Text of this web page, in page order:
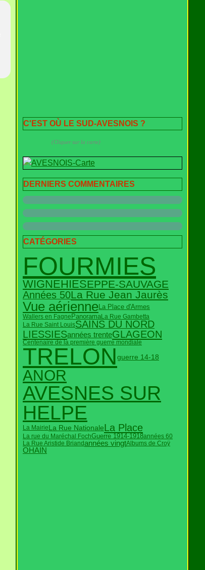
C'EST OÙ LE SUD-AVESNOIS ?
(Cliquer sur la carte)
DERNIERS COMMENTAIRES
CATÉGORIES
FOURMIES
WIGNEHIESEPPE-SAUVAGE
Années 50La Rue Jean Jaurès
Vue aérienne La Place d'Armes
Wallers en Fagne PanoramaLa Rue Gambetta
La Rue Saint LouisSAINS DU NORD
LIESSIESannées trenteGLAGEON
Centenaire de la première guerre mondiale
TRELONguerre 14-18
ANOR
AVESNES SUR
HELPE
La MairieLa Rue NationaleLa Place
La rue du Maréchal FochGuerre 1914-1918années 60
La Rue Aristide Briandannées vingtAlbums de Croÿ
OHAIN